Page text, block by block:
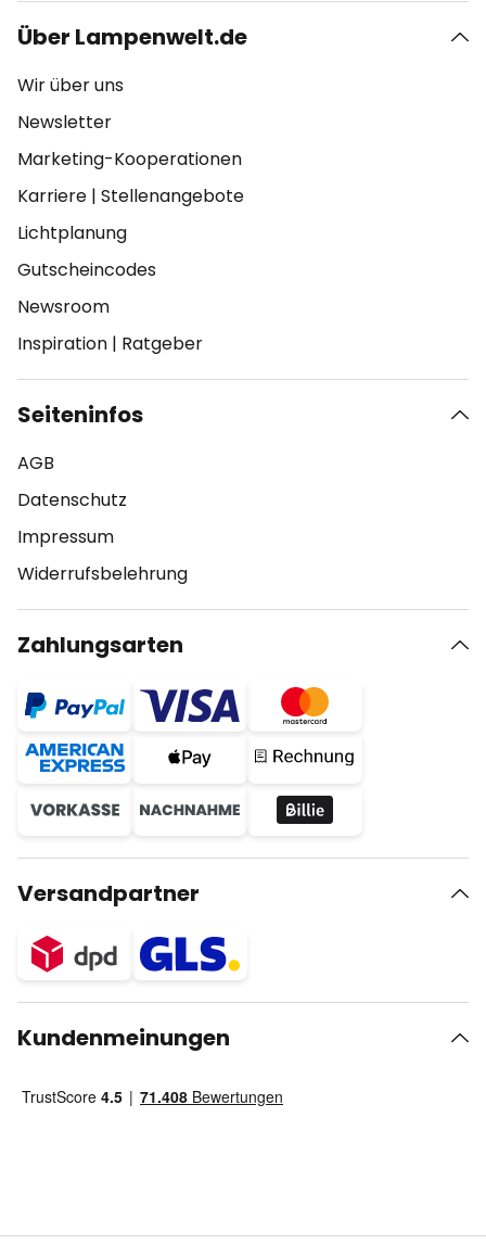
Über Lampenwelt.de
Wir über uns
Newsletter
Marketing-Kooperationen
Karriere | Stellenangebote
Lichtplanung
Gutscheincodes
Newsroom
Inspiration | Ratgeber
Seiteninfos
AGB
Datenschutz
Impressum
Widerrufsbelehrung
Zahlungsarten
Versandpartner
Kundenmeinungen